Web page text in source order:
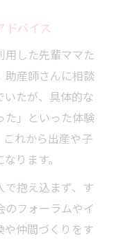
バイス
した先輩ママた
助産師さんに相談
たが、具体的な
た」といった体験
れから出産や子
ります。
で抱え込まず、す
のフォーラムやイ
仲間づくりをす